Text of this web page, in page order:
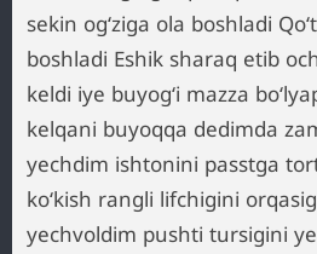
sekin ogʻziga ola boshladi
boshladi Eshik sharaq etib
keldi iye buyogʻi mazza
kelqani buyoqqa dedimda
yechdim ishtonini passtga
koʻkish rangli lifchigini
yechvoldim pushti tursigini